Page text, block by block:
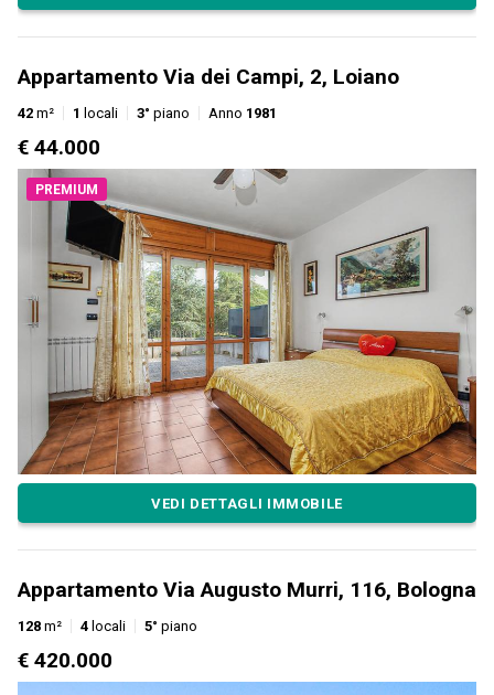
Appartamento Via dei Campi, 2, Loiano
42 m² 1 locali 3° piano Anno 1981
€ 44.000
PREMIUM
VEDI DETTAGLI IMMOBILE
Appartamento Via Augusto Murri, 116, Bologna
128 m² 4 locali 5° piano
€ 420.000